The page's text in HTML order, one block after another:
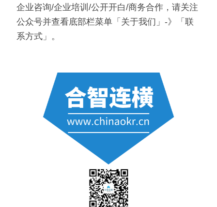
企业咨询/企业培训/公开开白/商务合作，请关注
公众号并查看底部栏菜单「关于我们」-》「联
系方式」。